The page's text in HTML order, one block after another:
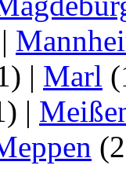
|
| Marl
|